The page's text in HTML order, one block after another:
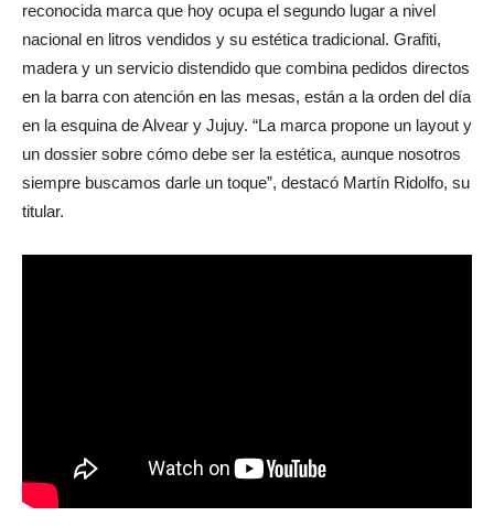
lanzamientos de este año. La franquicia cordobesa trajo su
reconocida marca que hoy ocupa el segundo lugar a nivel
nacional en litros vendidos y su estética tradicional. Grafiti,
madera y un servicio distendido que combina pedidos directos
en la barra con atención en las mesas, están a la orden del día
en la esquina de Alvear y Jujuy. “La marca propone un layout y
un dossier sobre cómo debe ser la estética, aunque nosotros
siempre buscamos darle un toque”, destacó Martín Ridolfo, su